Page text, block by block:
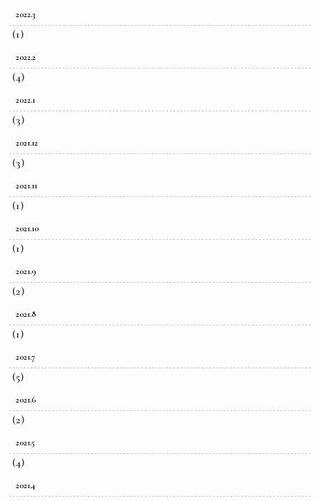
2022.3
(1)
2022.2
(4)
2022.1
(3)
2021.12
(3)
2021.11
(1)
2021.10
(1)
2021.9
(2)
2021.8
(1)
2021.7
(5)
2021.6
(2)
2021.5
(4)
2021.4